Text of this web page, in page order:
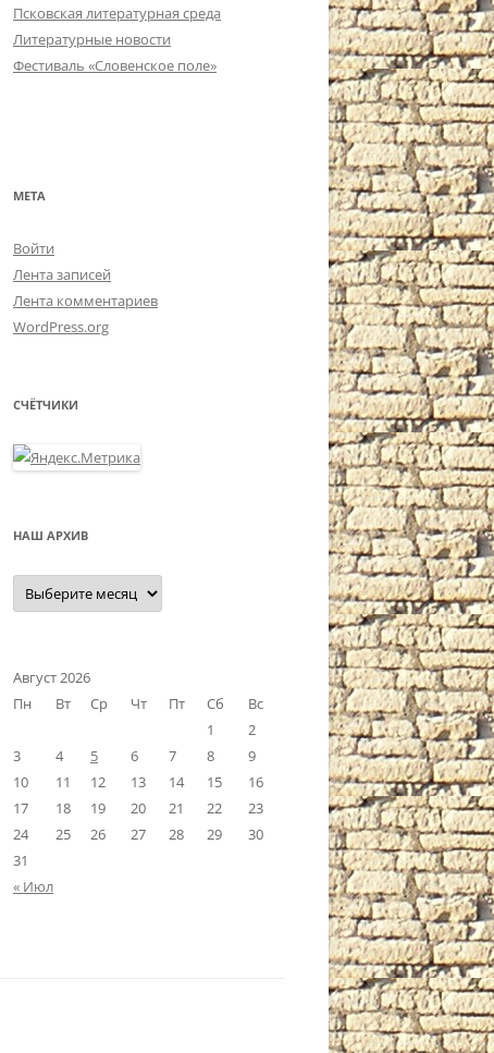
Псковская литературная среда
Литературные новости
Фестиваль «Словенское поле»
МЕТА
Войти
Лента записей
Лента комментариев
WordPress.org
СЧЁТЧИКИ
НАШ АРХИВ
Наш
архив
Август 2026
Пн
Вт Ср Чт Пт Сб
Вс
1
2
3
4 5 6 7 8
9
10
11 12 13 14 15
16
17
18 19 20 21 22
23
24
25 26 27 28 29
30
31
« Июл